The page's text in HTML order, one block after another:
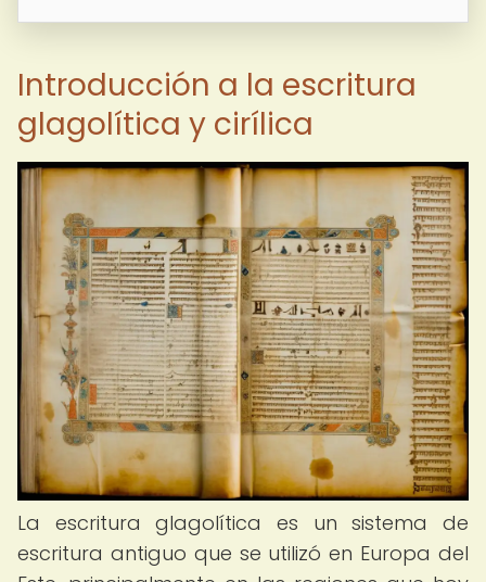
Introducción a la escritura
glagolítica y cirílica
La escritura glagolítica es un sistema de
escritura antiguo que se utilizó en Europa del